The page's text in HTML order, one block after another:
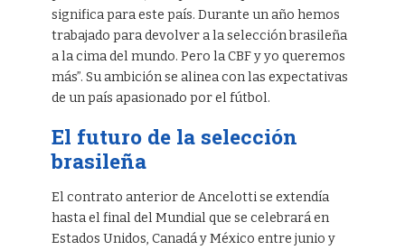
significa para este país. Durante un año hemos
trabajado para devolver a la selección brasileña
a la cima del mundo. Pero la CBF y yo queremos
más”. Su ambición se alinea con las expectativas
de un país apasionado por el fútbol.
El futuro de la selección
brasileña
El contrato anterior de Ancelotti se extendía
hasta el final del Mundial que se celebrará en
Estados Unidos, Canadá y México entre junio y